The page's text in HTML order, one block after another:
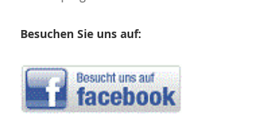
Besuchen Sie uns auf: